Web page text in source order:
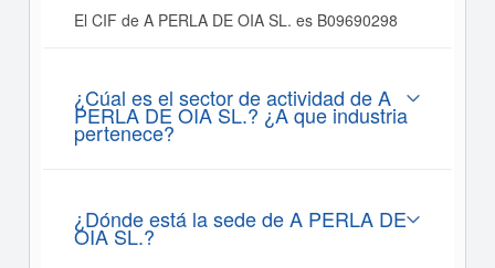
El CIF de A PERLA DE OIA SL. es B09690298
¿Cúal es el sector de actividad de A
PERLA DE OIA SL.? ¿A que industria
pertenece?
¿Dónde está la sede de A PERLA DE
OIA SL.?